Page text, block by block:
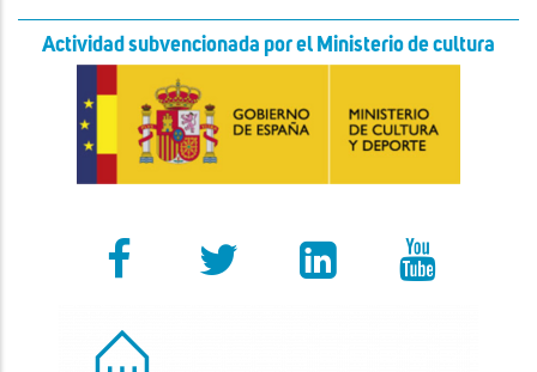
Actividad subvencionada por el Ministerio de cultura